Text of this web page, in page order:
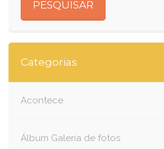
Categorias
Acontece
Álbum Galeria de fotos